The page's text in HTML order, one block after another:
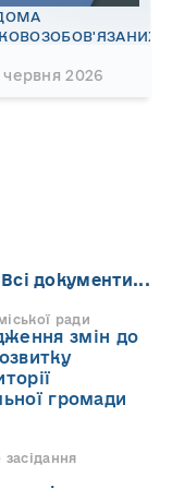
червня 2026
Всі документи...
ради
змін до
громади